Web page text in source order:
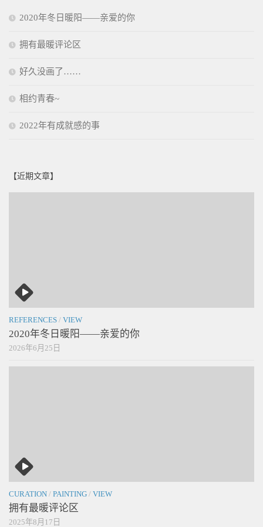
2020年冬日暖阳——亲爱的你
拥有最暖评论区
好久没画了……
相约青春~
2022年有成就感的事
【近期文章】
REFERENCES / VIEW
2020年冬日暖阳——亲爱的你
2026年6月25日
CURATION / PAINTING / VIEW
拥有最暖评论区
2025年8月17日